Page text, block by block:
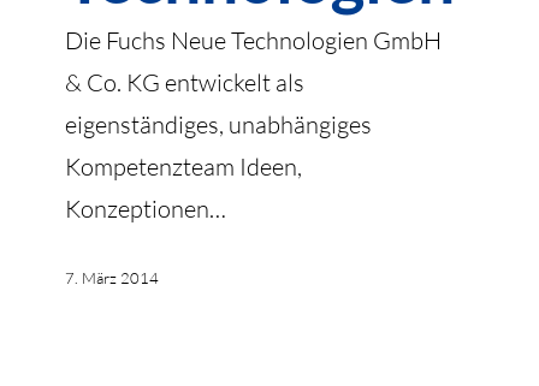
Die Fuchs Neue Technologien GmbH
& Co. KG entwickelt als
eigenständiges, unabhängiges
Kompetenzteam Ideen,
Konzeptionen…
7. März 2014